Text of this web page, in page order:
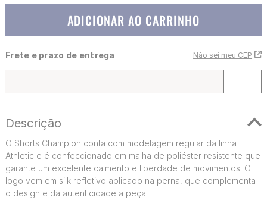
ADICIONAR AO CARRINHO
Frete e prazo de entrega Não sei meu CEP
Descrição
O Shorts Champion conta com modelagem regular da linha
Athletic e é confeccionado em malha de poliéster resistente que
garante um excelente caimento e liberdade de movimentos. O
logo vem em silk refletivo aplicado na perna, que complementa
o design e da autenticidade a peça.